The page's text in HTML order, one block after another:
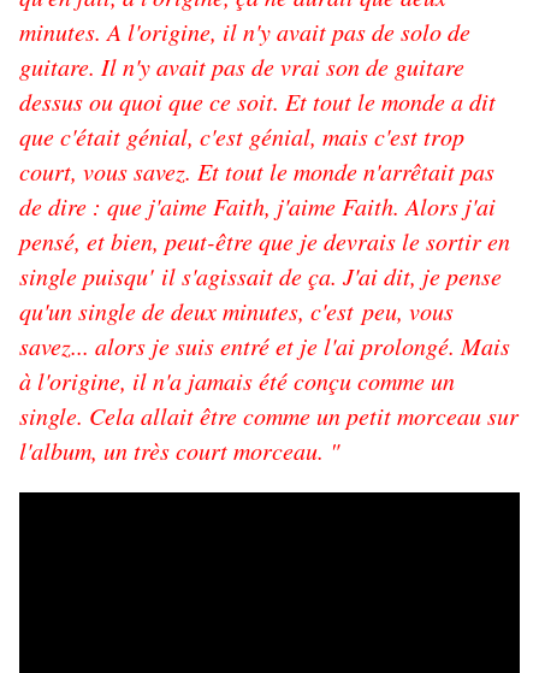
minutes. A l'origine, il n'y avait pas de solo de
guitare. Il n'y avait pas de vrai son de guitare
dessus ou quoi que ce soit. Et tout le monde a dit
que c'était génial, c'est génial, mais c'est trop
court, vous savez. Et tout le monde n'arrêtait pas
de dire : que j'aime Faith, j'aime Faith. Alors j'ai
pensé, et bien, peut-être que je devrais le sortir en
single puisqu' il s'agissait de ça. J'ai dit, je pense
qu'un single de deux minutes, c'est peu, vous
savez... alors je suis entré et je l'ai prolongé. Mais
à l'origine, il n'a jamais été conçu comme un
single. Cela allait être comme un petit morceau sur
l'album, un très court morceau. "